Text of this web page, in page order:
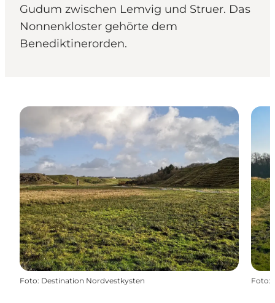
Gudum zwischen Lemvig und Struer. Das
Nonnenkloster gehörte dem
Benediktinerorden.
Foto: Destination Nordvestkysten Foto: